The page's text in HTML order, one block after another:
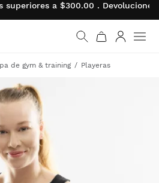
superiores a $300.00 .
de inicio
de gym & training Playeras